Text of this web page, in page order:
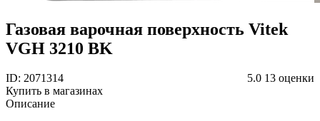
Газовая варочная поверхность Vitek
VGH 3210 BK
ID: 2071314 5.0 13 оценки
Купить в магазинах
Описание